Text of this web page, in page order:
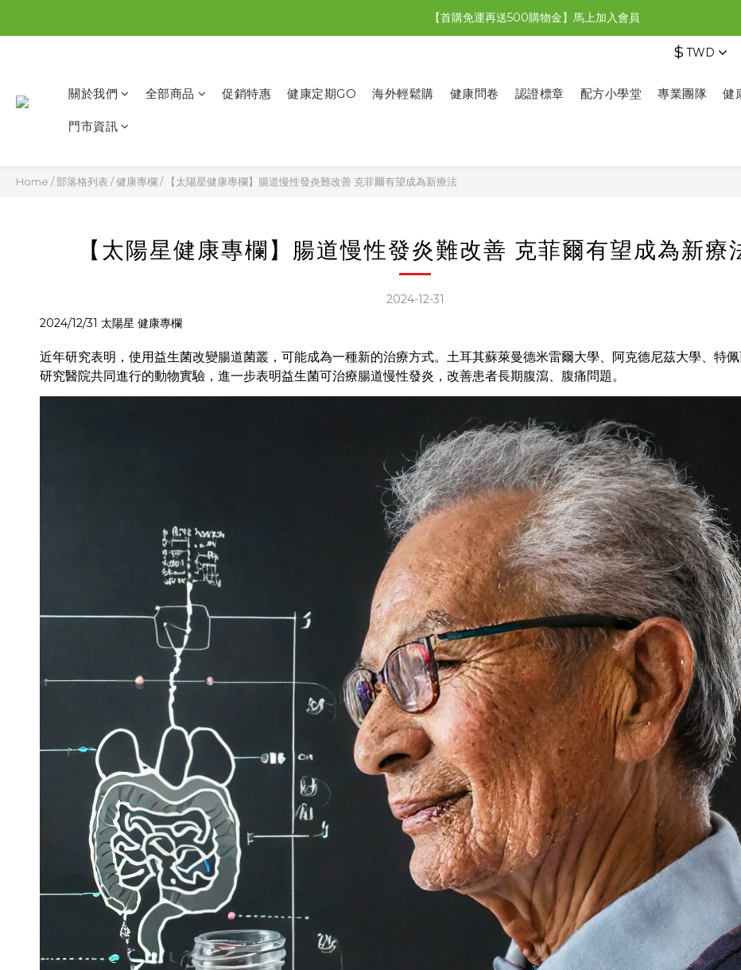
【限時特惠】全館滿1,000送500購物金！
【首購免運再送500購物金】馬上加入會員
$ TWD
關於我們 全部商品 促銷特惠 健康定期GO 海外輕鬆購 健康問卷 認證標章 配方小學堂 專業團隊 健
門市資訊
Home /部落格列表 /健康專欄/ 【太陽星健康專欄】腸道慢性發炎難改善 克菲爾有望成為新療法
【太陽星健康專欄】腸道慢性發炎難改善 克菲爾有望成為新療
2024-12-31
2024/12/31 太陽星 健康專欄
近年研究表明，使用益生菌改變腸道菌叢，可能成為一種新的治療方式。土耳其蘇萊曼德米雷爾大學、阿克德尼茲大學、特
研究醫院共同進行的動物實驗，進一步表明益生菌可治療腸道慢性發炎，改善患者長期腹瀉、腹痛問題。